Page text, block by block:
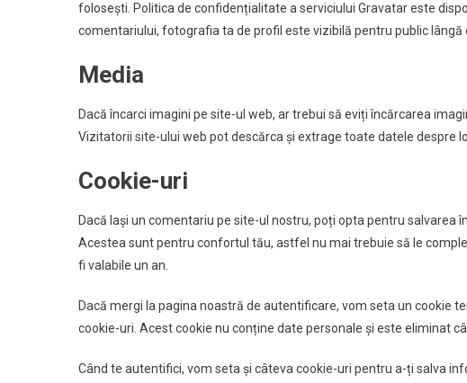
folosești. Politica de confidențialitate a serviciului Gravatar este
comentariului, fotografia ta de profil este vizibilă pentru public lângă
Media
Dacă încarci imagini pe site-ul web, ar trebui să eviți încărcarea
Vizitatorii site-ului web pot descărca și extrage toate datele despre
Cookie-uri
Dacă lași un comentariu pe site-ul nostru, poți opta pentru salvarea
Acestea sunt pentru confortul tău, astfel nu mai trebuie să le
fi valabile un an.
Dacă mergi la pagina noastră de autentificare, vom seta un cookie
cookie-uri. Acest cookie nu conține date personale și este eliminat
Când te autentifici, vom seta și câteva cookie-uri pentru a-ți salva